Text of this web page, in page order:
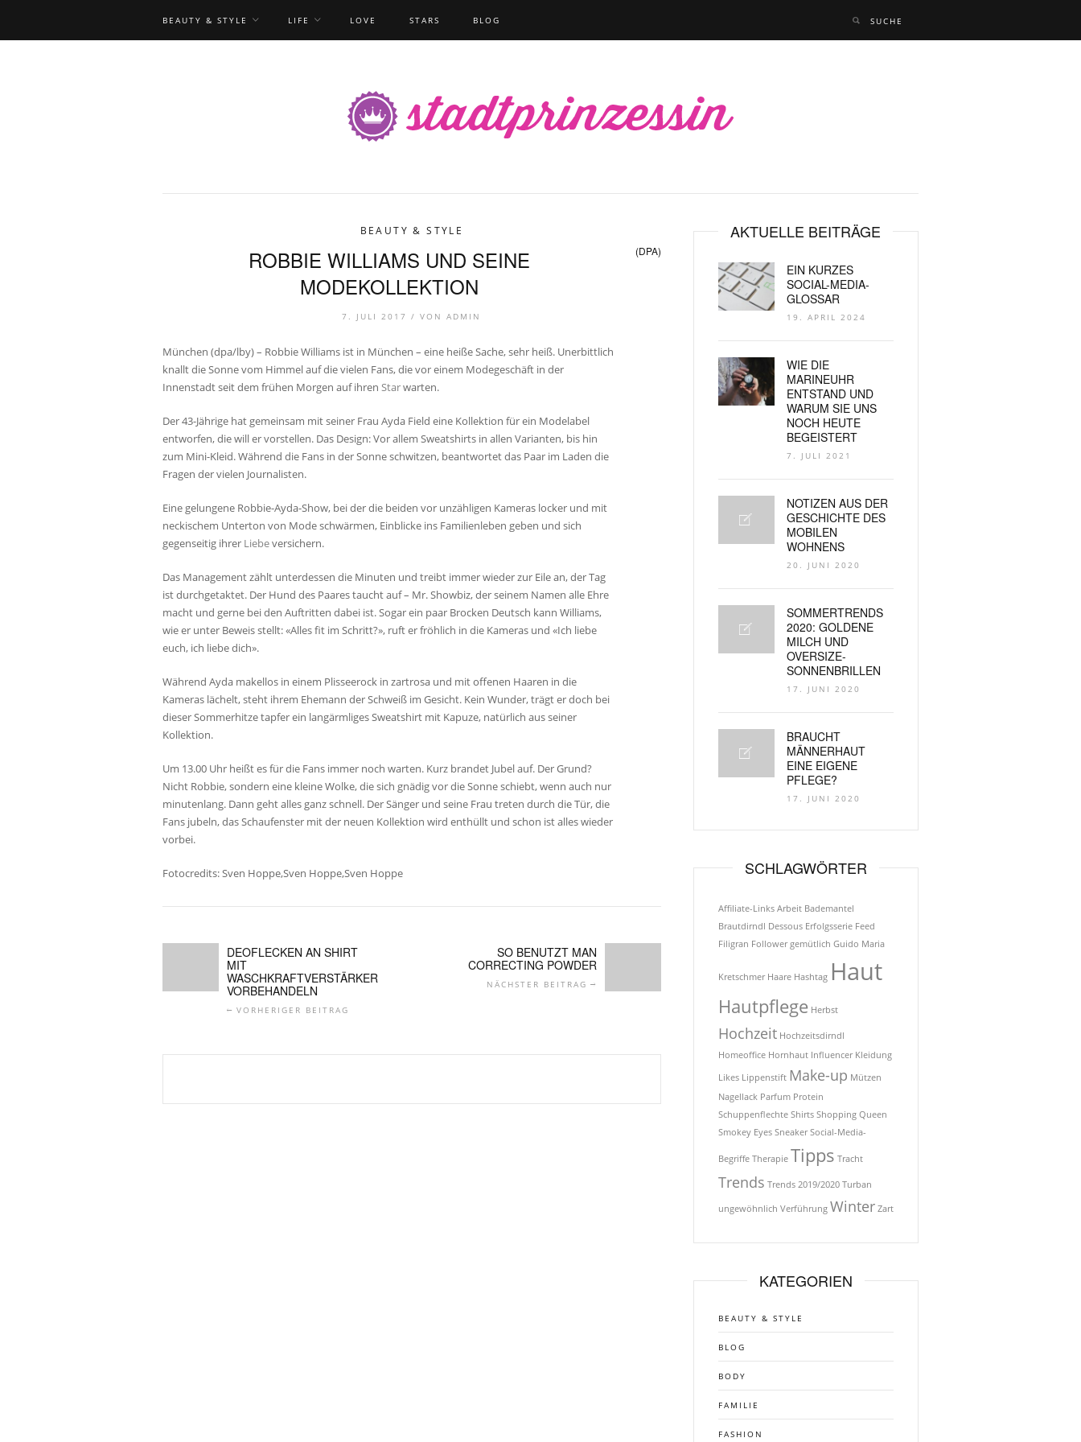
BEAUTY & STYLE LIFE LOVE STARS BLOG
BEAUTY & STYLE
ROBBIE WILLIAMS UND SEINE
MODEKOLLEKTION
(DPA)
7. JULI 2017 /VONADMIN
München (dpa/lby) – Robbie Williams ist in München – eine heiße Sache, sehr heiß. Unerbittlich
knallt die Sonne vom Himmel auf die vielen Fans, die vor einem Modegeschäft in der
Innenstadt seit dem frühen Morgen auf ihren Starwarten.
Der 43-Jährige hat gemeinsam mit seiner Frau Ayda Field eine Kollektion für ein Modelabel
entworfen, die will er vorstellen. Das Design: Vor allem Sweatshirts in allen Varianten, bis hin
zum Mini-Kleid. Während die Fans in der Sonne schwitzen, beantwortet das Paar im Laden die
Fragen der vielen Journalisten.
Eine gelungene Robbie-Ayda-Show, bei der die beiden vor unzähligen Kameras locker und mit
neckischem Unterton von Mode schwärmen, Einblicke ins Familienleben geben und sich
gegenseitig ihrer Liebeversichern.
Das Management zählt unterdessen die Minuten und treibt immer wieder zur Eile an, der Tag
ist durchgetaktet. Der Hund des Paares taucht auf – Mr. Showbiz, der seinem Namen alle Ehre
macht und gerne bei den Auftritten dabei ist. Sogar ein paar Brocken Deutsch kann Williams,
wie er unter Beweis stellt: «Alles fit im Schritt?», ruft er fröhlich in die Kameras und «Ich liebe
euch, ich liebe dich».
Während Ayda makellos in einem Plisseerock in zartrosa und mit offenen Haaren in die
Kameras lächelt, steht ihrem Ehemann der Schweiß im Gesicht. Kein Wunder, trägt er doch bei
dieser Sommerhitze tapfer ein langärmliges Sweatshirt mit Kapuze, natürlich aus seiner
Kollektion.
Um 13.00 Uhr heißt es für die Fans immer noch warten. Kurz brandet Jubel auf. Der Grund?
Nicht Robbie, sondern eine kleine Wolke, die sich gnädig vor die Sonne schiebt, wenn auch nur
minutenlang. Dann geht alles ganz schnell. Der Sänger und seine Frau treten durch die Tür, die
Fans jubeln, das Schaufenster mit der neuen Kollektion wird enthüllt und schon ist alles wieder
vorbei.
Fotocredits: Sven Hoppe,Sven Hoppe,Sven Hoppe
DEOFLECKEN AN SHIRT
MIT
WASCHKRAFTVERSTÄRKER
VORBEHANDELN
VORHERIGER BEITRAG
SO BENUTZT MAN
CORRECTING POWDER
NÄCHSTER BEITRAG
AKTUELLE BEITRÄGE
EIN KURZES
SOCIAL-MEDIA-
GLOSSAR
19. APRIL 2024
WIE DIE
MARINEUHR
ENTSTAND UND
WARUM SIE UNS
NOCH HEUTE
BEGEISTERT
7. JULI 2021
NOTIZEN AUS DER
GESCHICHTE DES
MOBILEN
WOHNENS
20. JUNI 2020
SOMMERTRENDS
2020: GOLDENE
MILCH UND
OVERSIZE-
SONNENBRILLEN
17. JUNI 2020
BRAUCHT
MÄNNERHAUT
EINE EIGENE
PFLEGE?
17. JUNI 2020
SCHLAGWÖRTER
Affiliate-Links Arbeit Bademantel
Brautdirndl Dessous Erfolgsserie Feed
Filigran Follower gemütlich Guido Maria
Kretschmer Haare Hashtag Haut
Hautpflege Herbst
Hochzeit Hochzeitsdirndl
Homeoffice Hornhaut Influencer Kleidung
Likes Lippenstift Make-up Mützen
Nagellack Parfum Protein
Schuppenflechte Shirts Shopping Queen
Smokey Eyes Sneaker Social-Media-
Begriffe Therapie Tipps Tracht
Trends Trends 2019/2020 Turban
ungewöhnlich Verführung Winter Zart
KATEGORIEN
BEAUTY & STYLE
BLOG
BODY
FAMILIE
FASHION